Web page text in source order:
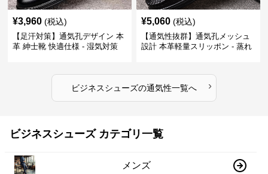
¥3,960 (税込)
【足汗対策】通気孔デザイン 本
革 紳士靴 快適仕様 - 湿気対策
¥5,060 (税込)
【通気性抜群】通気孔メッシュ
設計 本革軽量スリッポン - 蒸れ
ビジネスシューズの通気性一覧へ ›
ビジネスシューズ カテゴリ一覧
メンズ